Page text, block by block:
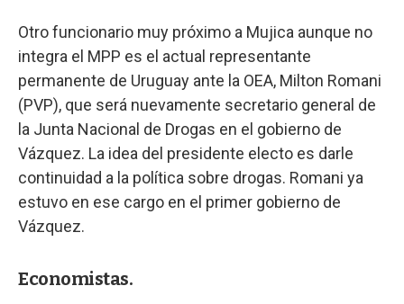
Otro funcionario muy próximo a Mujica aunque no
integra el MPP es el actual representante
permanente de Uruguay ante la OEA, Milton Romani
(PVP), que será nuevamente secretario general de
la Junta Nacional de Drogas en el gobierno de
Vázquez. La idea del presidente electo es darle
continuidad a la política sobre drogas. Romani ya
estuvo en ese cargo en el primer gobierno de
Vázquez.
Economistas.